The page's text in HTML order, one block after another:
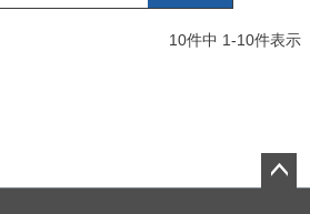
10件中 1-10件表示